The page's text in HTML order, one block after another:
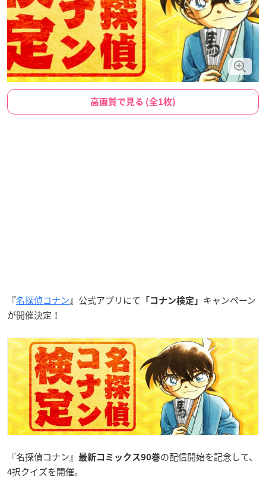
高画質で見る (全1枚)
『名探偵コナン』公式アプリにて 「コナン検定」 キャンペーン
が開催決定！
『名探偵コナン』 最新コミックス90巻の配信開始を記念して、
4択クイズを開催。